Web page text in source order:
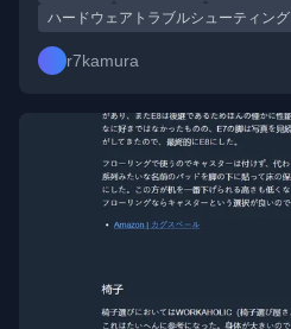
ハードウェアトラブルシューティング
r7kamura